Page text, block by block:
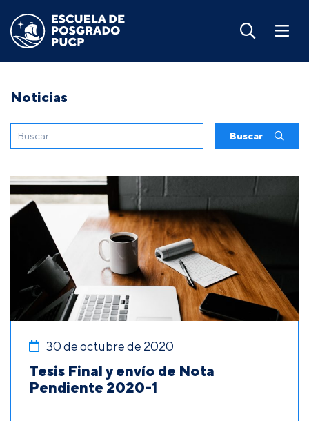
Noticias
Buscar
30 de octubre de 2020
Tesis Final y envío de Nota
Pendiente 2020-1